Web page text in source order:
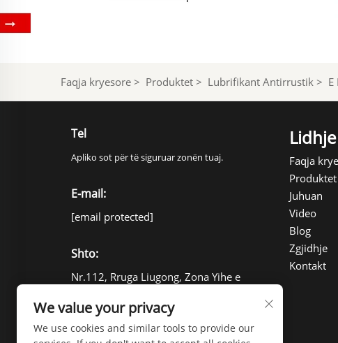
Faqja kryesore > Produktet > Lubrifikant Antirrustik >
Tel
Apliko sot për të siguruar zonën tuaj.
E-mail:
[email protected]
Shto:
Nr.112, Rruga Liugong, Zona Yihe e
276000
Faqja
Produktet
Juhuan
Video
Blog
Zgjidhje
Kontakt
We value your privacy
We use cookies and similar tools to provide our